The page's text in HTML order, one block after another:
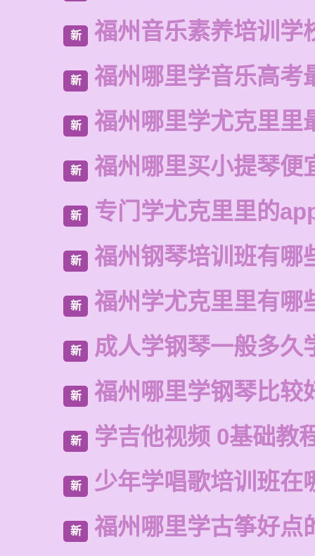
新 福州音乐素养培训学
新 福州哪里学音乐高考
新 福州哪里学尤克里里
新 福州哪里买小提琴便
新 专门学尤克里里的
新 福州钢琴培训班有哪
新 福州学尤克里里有哪
新 成人学钢琴一般多久
新 福州哪里学钢琴比较
新 学吉他视频 0基础教
新 少年学唱歌培训班在
新 福州哪里学古筝好点